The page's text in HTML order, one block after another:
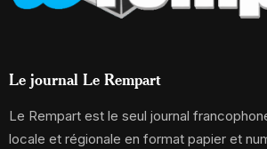
Le journal Le Rempart
Le Rempart est le seul journal
locale et régionale en format papier et